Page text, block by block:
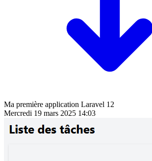
Ma première application Laravel 12
Mercredi 19 mars 2025 14:03